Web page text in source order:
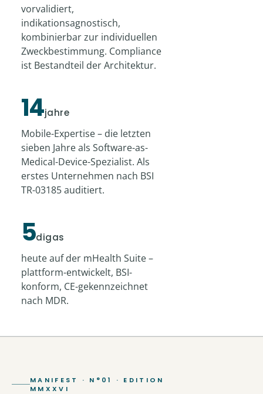
vorvalidiert,
indikationsagnostisch,
kombinierbar zur individuellen
Zweckbestimmung. Compliance
ist Bestandteil der Architektur.
14jahre
Mobile-Expertise – die letzten
sieben Jahre als Software-as-
Medical-Device-Spezialist. Als
erstes Unternehmen nach BSI
TR-03185 auditiert.
5digas
heute auf der mHealth Suite –
plattform-entwickelt, BSI-
konform, CE-gekennzeichnet
nach MDR.
MANIFEST · N°01 · EDITION
MMXXVI